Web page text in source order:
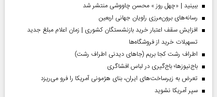
ببینید | «چهل روز » محسن چاووشی منتشر شد
رسانه‌های برون‌مرزی راویان جهانی اربعین
افزایش سقف اعتبار خرید بازنشستگان کشوری | زمان اعلام مبلغ جدید
تسهیلات خرید از فروشگاه‌ها
اطراف رشت کجا بریم (جاهای دیدنی اطراف رشت)
باج‌نیوزها؛ باج‌گیری در لباس افشاگری
تعرض به زیرساخت‌های ایران، بنای هژمونی آمریکا را فرو می‌ریزد
سپر آمریکا نشوید